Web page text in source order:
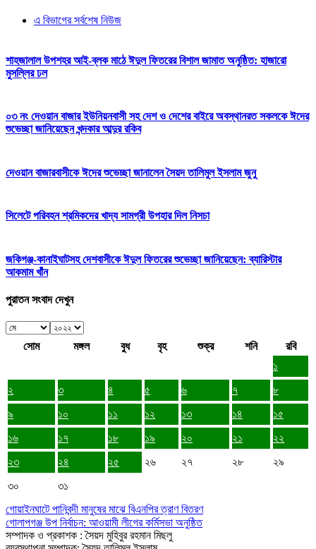
এ বিভাগের সর্বশেষ নিউজ
শাহজালাল উপশহর আই-ব্লক মাঠে ঈদুল ফিতরের বিশাল জামাত অনুষ্ঠিত: হাজারো
মুসল্লির ঢল
০৩ নং দেওয়ান বাজার ইউনিয়নবাসী সহ দেশ ও দেশের বাইরে অবস্থানরত সকলকে ঈদের
শুভেচ্ছা জানিয়েছেন খন্দকার আব্দুর রকিব
দেওয়ান বাজারবাসীকে ঈদের শুভেচ্ছা জানালেন সৈয়দ তালিমুল ইসলাম জুনু
সিলেটে পরিবহন শ্রমিকদের খাদ্য সামগ্রী উপহার দিল নিসচা
জকিগঞ্জ-কানাইঘাটসহ দেশবাসীকে ঈদুল ফিতরের শুভেচ্ছা জানিয়েছেন: ব্যারিস্টার
আকমাম খাঁন
পুরাতন সংবাদ দেখুন
সোম মঙ্গল বুধ বৃহ শুক্র শনি
রবি
১
২
৩ ৪ ৫ ৬ ৭
৮
৯
১০ ১১ ১২ ১৩ ১৪
১৫
১৬
১৭ ১৮ ১৯ ২০ ২১
২২
২৩
২৪ ২৫ ২৬ ২৭ ২৮
২৯
৩০
৩১
গোয়াইনঘাটে পানিবন্দী মানুষের মাঝে বিএনপির ত্রাণ বিতরণ
গোলাপগঞ্জ উপ নির্বাচন: আওয়ামী লীগের কর্মিসভা অনুষ্ঠিত
সম্পাদক ও প্রকাশক : সৈয়দ মুহিবুর রহমান মিছলু